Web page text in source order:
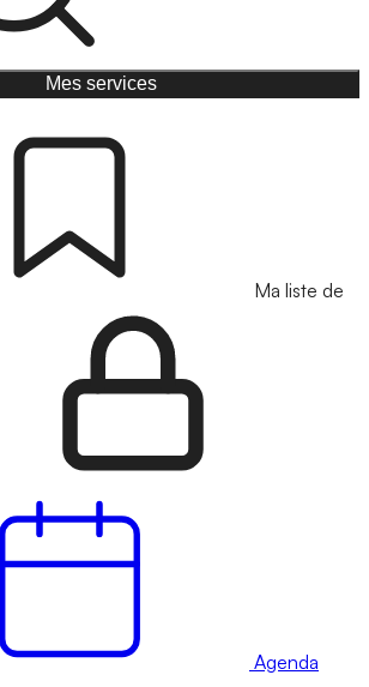
Mes services
Ma liste de
Agenda